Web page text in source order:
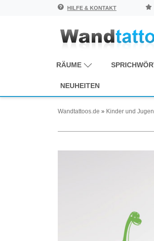
HILFE & KONTAKT
RÄUME
NEUHEITEN
Wandtattoos.de » Kinder und